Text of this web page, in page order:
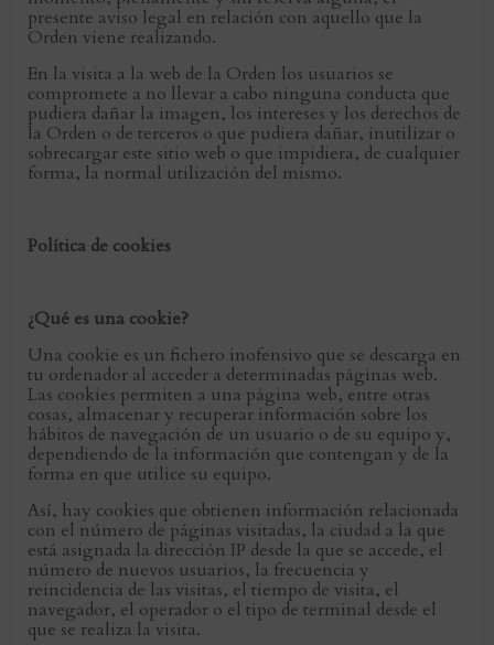
presente aviso legal en relación con aquello que la
Orden viene realizando.
En la visita a la web de la Orden los usuarios se
compromete a no llevar a cabo ninguna conducta que
pudiera dañar la imagen, los intereses y los derechos de
la Orden o de terceros o que pudiera dañar, inutilizar o
sobrecargar este sitio web o que impidiera, de cualquier
forma, la normal utilización del mismo.
Política de cookies
¿Qué es una cookie?
Una cookie es un fichero inofensivo que se descarga en
tu ordenador al acceder a determinadas páginas web.
Las cookies permiten a una página web, entre otras
cosas, almacenar y recuperar información sobre los
hábitos de navegación de un usuario o de su equipo y,
dependiendo de la información que contengan y de la
forma en que utilice su equipo.
Así, hay cookies que obtienen información relacionada
con el número de páginas visitadas, la ciudad a la que
está asignada la dirección IP desde la que se accede, el
número de nuevos usuarios, la frecuencia y
reincidencia de las visitas, el tiempo de visita, el
navegador, el operador o el tipo de terminal desde el
que se realiza la visita.